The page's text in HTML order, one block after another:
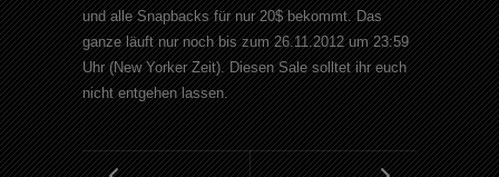
und alle Snapbacks für nur 20$ bekommt. Das
ganze läuft nur noch bis zum 26.11.2012 um 23:59
Uhr (New Yorker Zeit). Diesen Sale solltet ihr euch
nicht entgehen lassen.